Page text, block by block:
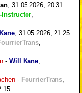
31.05.2026, 20:31
Instructor
31.05.2026, 21:25
- Will Kane
- FourrierTrans